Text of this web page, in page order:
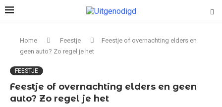
Home Feestje
Feestje of overnachting elders en
geen auto? Zo regel je het
FEESTJE
Feestje of overnachting elders en geen
auto? Zo regel je het